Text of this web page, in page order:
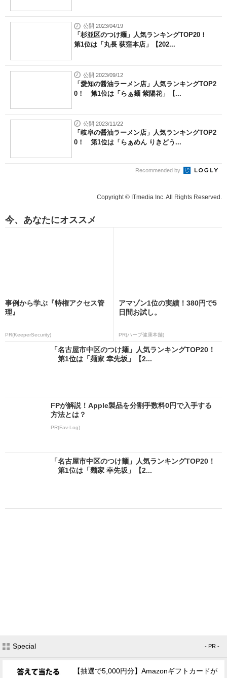
公開 2023/04/19
「杉並区のつけ麺」人気ランキングTOP20！
第1位は「丸長 荻窪本店」【202...
公開 2023/09/12
「愛知の醤油ラーメン店」人気ランキングTOP2
0！ 第1位は「らぁ麺 紫陽花」【...
公開 2023/11/22
「岐阜の醤油ラーメン店」人気ランキングTOP2
0！ 第1位は「らぁめん りきどう...
Recommended by
Copyright © ITmedia Inc. All Rights Reserved.
今、あなたにオススメ
事例から学ぶ『特権アクセス管
理』
PR(KeeperSecurity)
アマゾン1位の実績！380円で5
日間お試し。
PR(ハーブ健康本舗)
「名古屋市中区のつけ麺」人気ランキングTOP20！
第1位は「麺家 幸先坂」【2...
FPが解説！Apple製品を分割手数料0円で入手する
方法とは？
PR(Fav-Log)
「名古屋市中区のつけ麺」人気ランキングTOP20！
第1位は「麺家 幸先坂」【2...
Special - PR -
【抽選で5,000円分】Amazonギフトカードが